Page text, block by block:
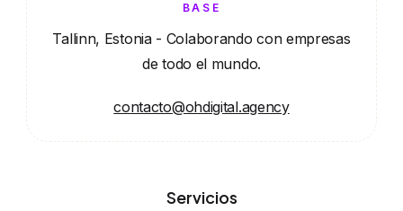
BASE
Tallinn, Estonia - Colaborando con empresas
de todo el mundo.
contacto@ohdigital.agency
Servicios